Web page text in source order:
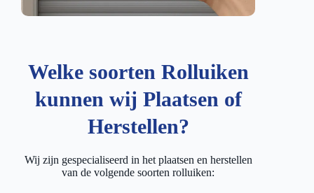
Welke soorten Rolluiken
kunnen wij Plaatsen of
Herstellen?
Wij zijn gespecialiseerd in het plaatsen en herstellen
van de volgende soorten rolluiken: